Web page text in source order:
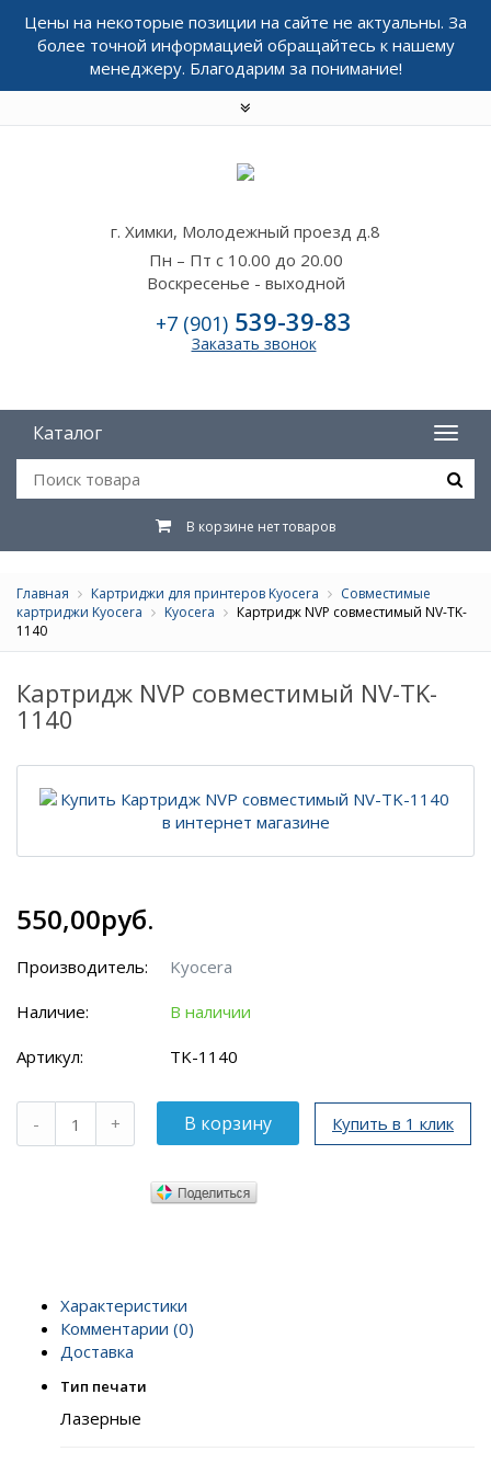
Цены на некоторые позиции на сайте не актуальны. За
более точной информацией обращайтесь к нашему
менеджеру. Благодарим за понимание!
г. Химки, Молодежный проезд д.8
Пн – Пт с 10.00 до 20.00
Воскресенье - выходной
+7 (901) 539-39-83
Заказать звонок
Каталог
В корзине нет товаров
Главная Картриджи для принтеров Kyocera
Совместимые
картриджи Kyocera
Kyocera
Картридж NVP совместимый NV-TK-
1140
Картридж NVP совместимый NV-TK-
1140
550,00руб.
Производитель: Kyocera
Наличие: В наличии
Артикул: TK-1140
Купить в 1 клик
Характеристики
Комментарии (0)
Доставка
Тип печати
Лазерные